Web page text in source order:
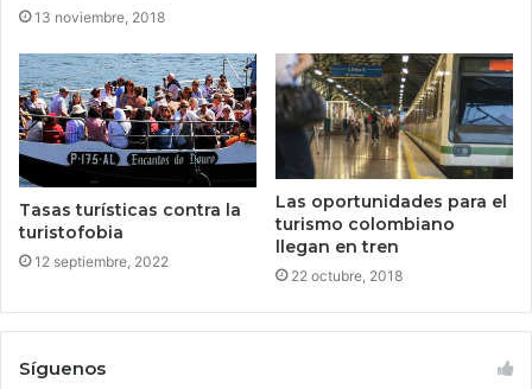
13 noviembre, 2018
Tasas turísticas contra la
turistofobia
12 septiembre, 2022
Las oportunidades para el
turismo colombiano
llegan en tren
22 octubre, 2018
Síguenos